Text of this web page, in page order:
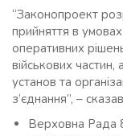
“Законопроект
прийняття в умовах
оперативних
військових частин,
установ та
з’єднання”, –
Верховна Рада